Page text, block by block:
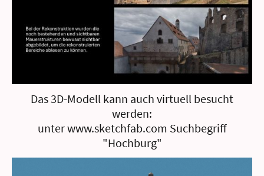
Das 3D-Modell kann auch virtuell besucht
werden:
unter www.sketchfab.com Suchbegriff
"Hochburg"